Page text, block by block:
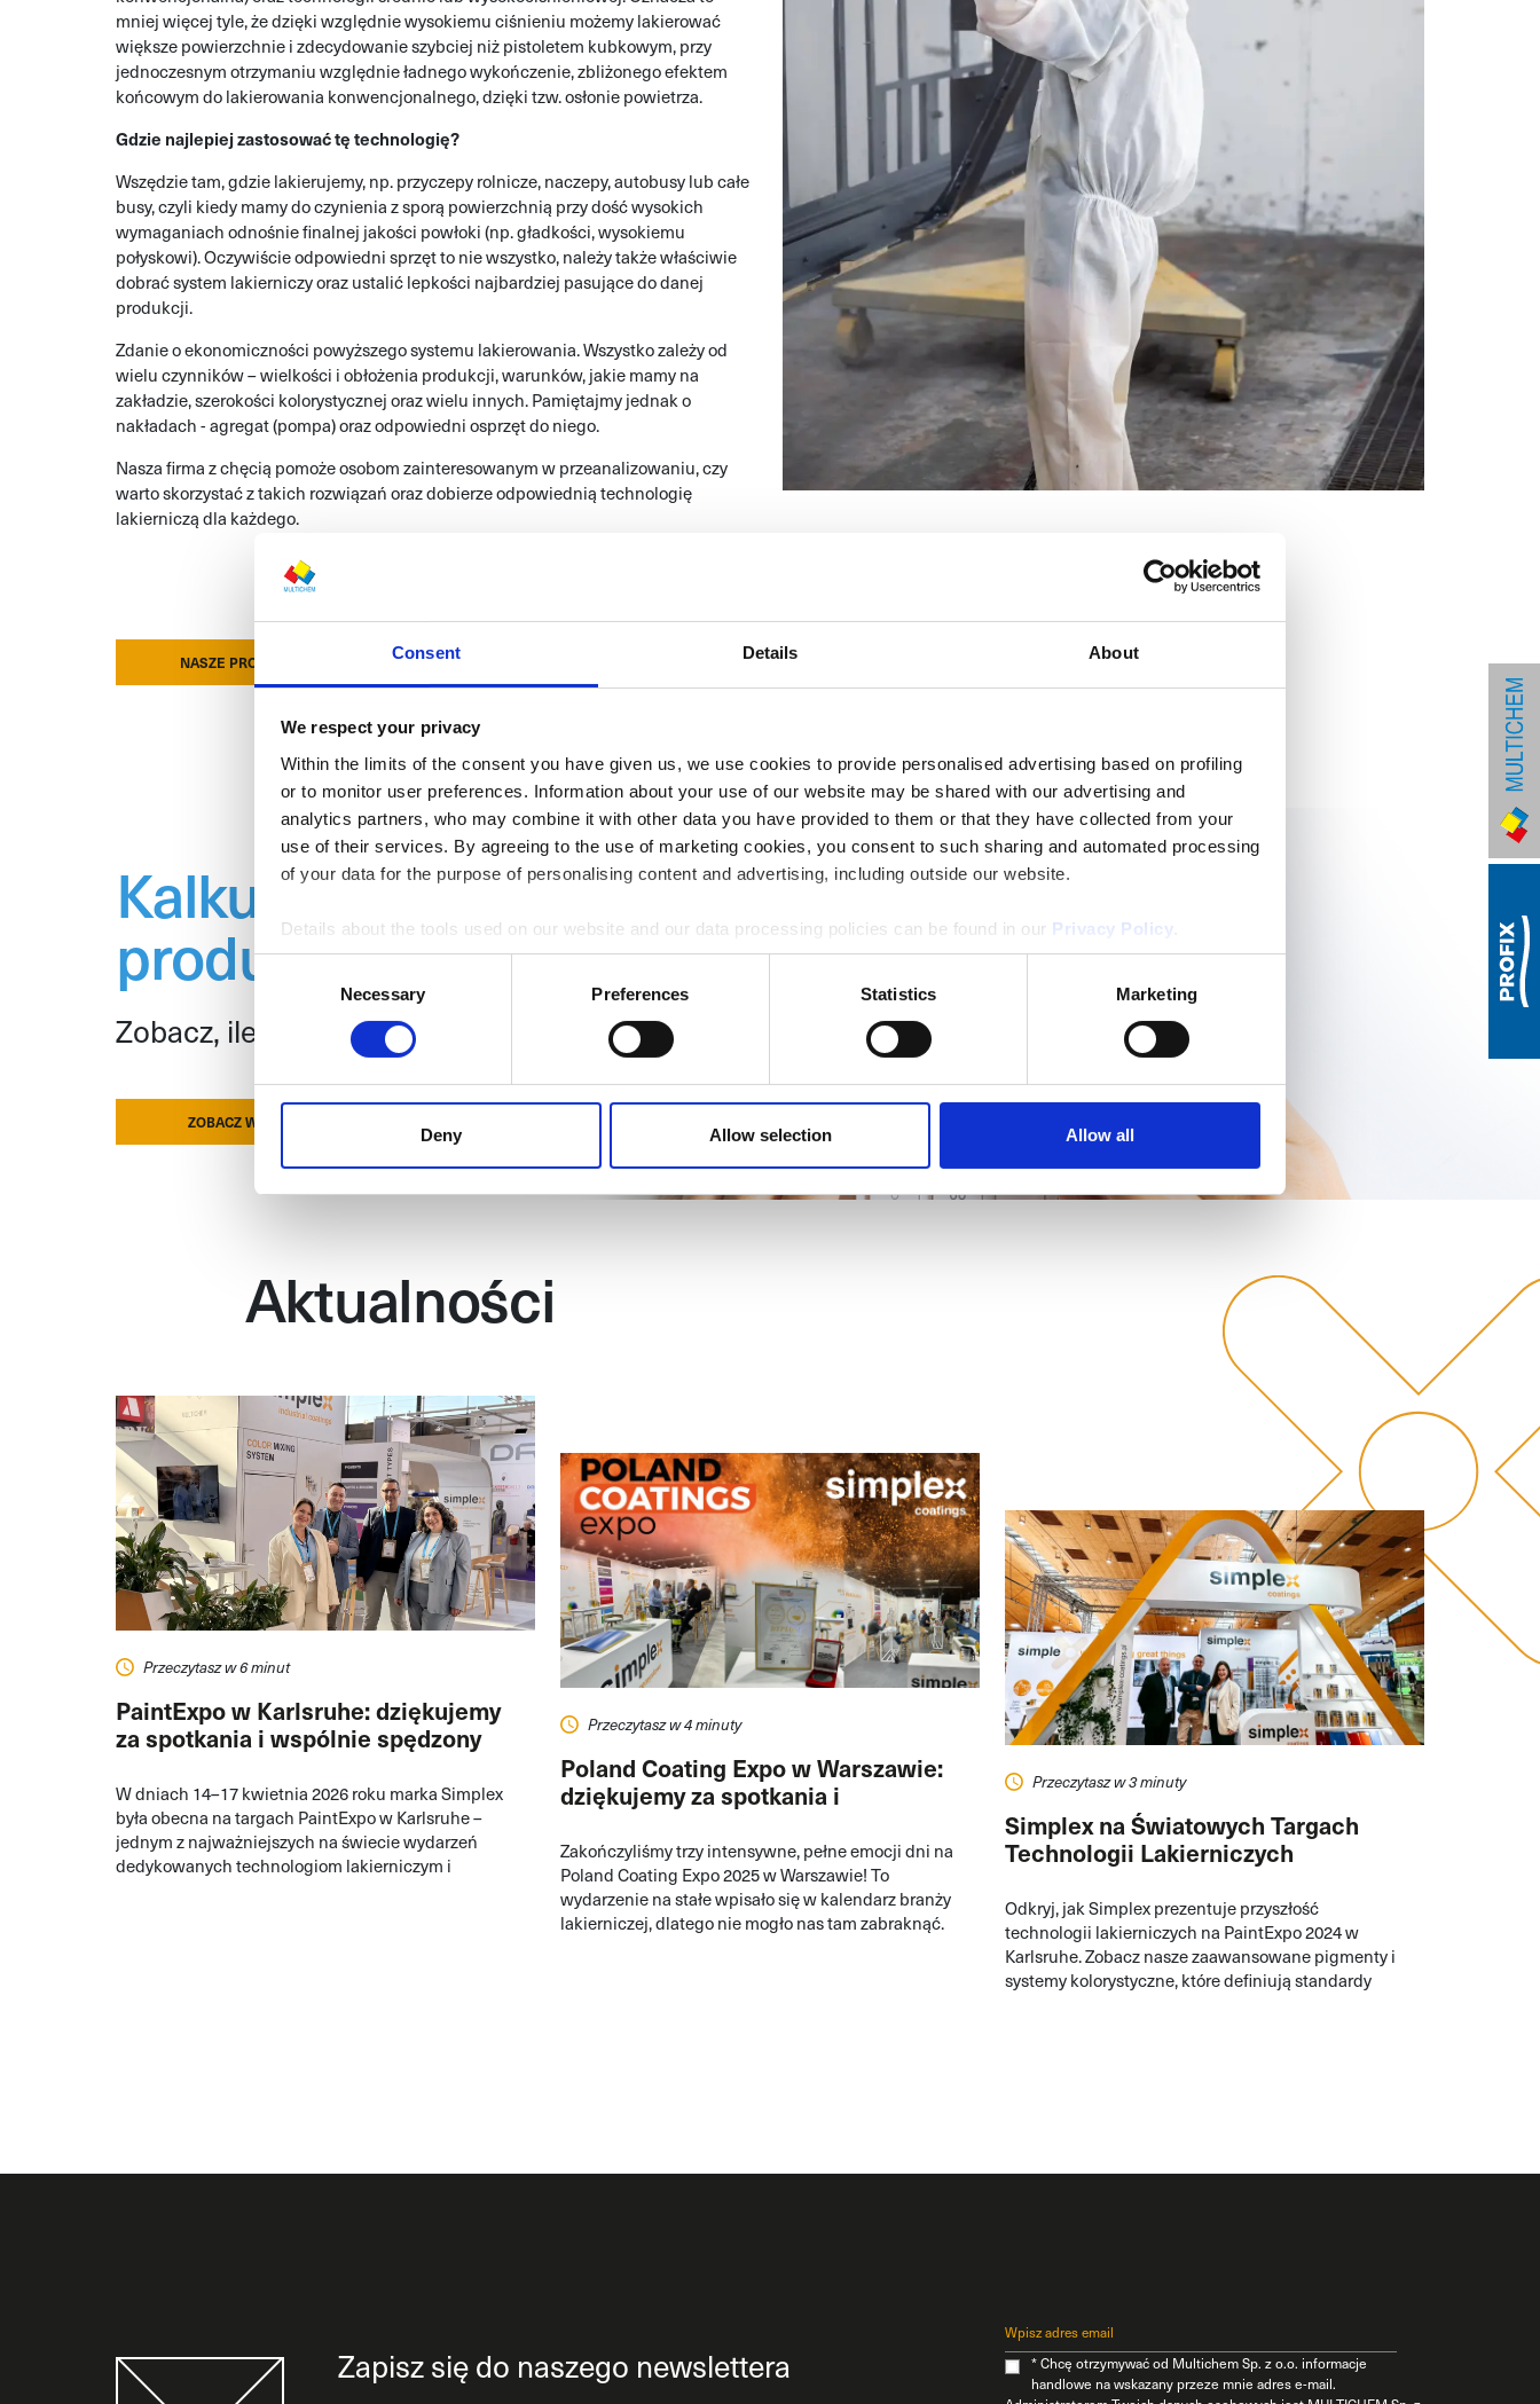
Consent Details About
We respect your privacy
Within the limits of the consent you have given us, we use cookies to provide personalised advertising based on profiling
or to monitor user preferences. Information about your use of our website may be shared with our advertising and
analytics partners, who may combine it with other data you have provided to them or that they have collected from your
use of their services. By agreeing to the use of marketing cookies, you consent to such sharing and automated processing
of your data for the purpose of personalising content and advertising, including outside our website.
Details about the tools used on our website and our data processing policies can be found in our Privacy Policy
Necessary Preferences Statistics Marketing
Deny Allow selection Allow all
mniej więcej tyle, że dzięki względnie wysokiemu ciśnieniu możemy lakierować
większe powierzchnie i zdecydowanie szybciej niż pistoletem kubkowym, przy
jednoczesnym otrzymaniu względnie ładnego wykończenie, zbliżonego efektem
końcowym do lakierowania konwencjonalnego, dzięki tzw. osłonie powietrza.
Gdzie najlepiej zastosować tę technologię?
Wszędzie tam, gdzie lakierujemy, np. przyczepy rolnicze, naczepy, autobusy lub całe
busy, czyli kiedy mamy do czynienia z sporą powierzchnią przy dość wysokich
wymaganiach odnośnie finalnej jakości powłoki (np. gładkości, wysokiemu
połyskowi). Oczywiście odpowiedni sprzęt to nie wszystko, należy także właściwie
dobrać system lakierniczy oraz ustalić lepkości najbardziej pasujące do danej
produkcji.
Zdanie o ekonomiczności powyższego systemu lakierowania. Wszystko zależy od
wielu czynników – wielkości i obłożenia produkcji, warunków, jakie mamy na
zakładzie, szerokości kolorystycznej oraz wielu innych. Pamiętajmy jednak o
nakładach - agregat (pompa) oraz odpowiedni osprzęt do niego.
Nasza firma z chęcią pomoże osobom zainteresowanym w przeanalizowaniu, czy
warto skorzystać z takich rozwiązań oraz dobierze odpowiednią technologię
lakierniczą dla każdego.
NASZE PRODUKTY
Kalkulator zużycia
produktów Simplex
Zobacz, ile potrzebujesz litrów farby na swoją pracę
ZOBACZ WIĘCEJ
Aktualności
Przeczytasz w 6 minut
PaintExpo w Karlsruhe: dziękujemy
za spotkania i wspólnie spędzony
W dniach 14–17 kwietnia 2026 roku marka Simplex
była obecna na targach PaintExpo w Karlsruhe –
jednym z najważniejszych na świecie wydarzeń
dedykowanych technologiom lakierniczym i
Przeczytasz w 4 minuty
Poland Coating Expo w Warszawie:
dziękujemy za spotkania i
Zakończyliśmy trzy intensywne, pełne emocji dni na
Poland Coating Expo 2025 w Warszawie! To
wydarzenie na stałe wpisało się w kalendarz branży
lakierniczej, dlatego nie mogło nas tam zabraknąć.
Przeczytasz w 3 minuty
Simplex na Światowych Targach
Technologii Lakierniczych
Odkryj, jak Simplex prezentuje przyszłość
technologii lakierniczych na PaintExpo 2024 w
Karlsruhe. Zobacz nasze zaawansowane pigmenty i
systemy kolorystyczne, które definiują standardy
Zapisz się do naszego newslettera
* Chcę otrzymywać od Multichem Sp. z o.o. informacje
handlowe na wskazany przeze mnie adres e-mail.